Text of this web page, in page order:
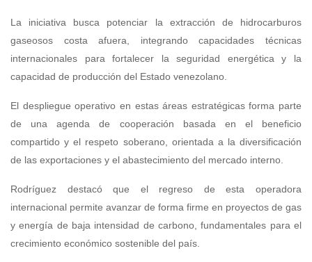
La iniciativa busca potenciar la extracción de hidrocarburos
gaseosos costa afuera, integrando capacidades técnicas
internacionales para fortalecer la seguridad energética y la
capacidad de producción del Estado venezolano.
El despliegue operativo en estas áreas estratégicas forma parte
de una agenda de cooperación basada en el beneficio
compartido y el respeto soberano, orientada a la diversificación
de las exportaciones y el abastecimiento del mercado interno.
Rodríguez destacó que el regreso de esta operadora
internacional permite avanzar de forma firme en proyectos de gas
y energía de baja intensidad de carbono, fundamentales para el
crecimiento económico sostenible del país.